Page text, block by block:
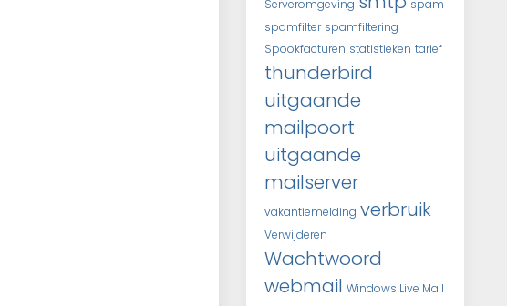
Serveromgeving
spam
spamfilter spamfiltering
Spookfacturen statistieken tarief
thunderbird
uitgaande
mailpoort
uitgaande
mailserver
vakantiemelding verbruik
Verwijderen
Wachtwoord
webmail Windows Live Mail